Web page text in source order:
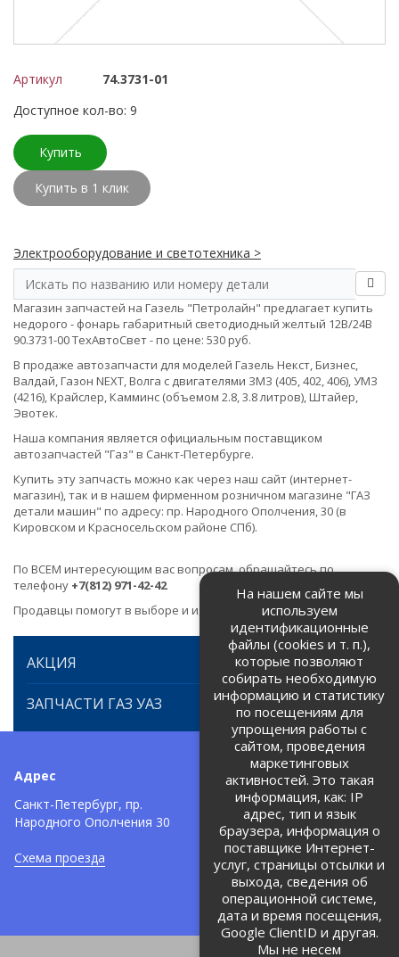
Артикул
74.3731-01
Доступное кол-во: 9
Купить
Купить в 1 клик
Электрооборудование и светотехника >
Магазин запчастей на Газель "Петролайн" предлагает купить
недорого - фонарь габаритный светодиодный желтый 12В/24В
90.3731-00 ТехАвтоСвет - по цене: 530 руб.
В продаже автозапчасти для моделей Газель Некст, Бизнес,
Валдай, Газон NEXT, Волга с двигателями ЗМЗ (405, 402, 406), УМЗ
(4216), Крайслер, Камминс (объемом 2.8, 3.8 литров), Штайер,
Эвотек.
Наша компания является официальным поставщиком
автозапчастей "Газ" в Санкт-Петербурге.
Купить эту запчасть можно как через наш сайт (интернет-
магазин), так и в нашем фирменном розничном магазине "ГАЗ
детали машин" по адресу: пр. Народного Ополчения, 30 (в
Кировском и Красносельском районе СПб).
По ВСЕМ интересующим вас вопросам, обращайтесь по
телефону +7(812) 971-42-42
Продавцы помогут в выборе и идентификации товара.
АКЦИЯ
ЗАПЧАСТИ ГАЗ УАЗ
Адрес
Санкт-Петербург, пр.
Народного Ополчения 30
Схема проезда
Телефоны:
+7 (812) 971-42-42
Политика об обработке и
защите персональных данных
Соглашение на обработку
персональных данных
На нашем сайте мы
используем
идентификационные
файлы (cookies и т. п.),
которые позволяют
собирать необходимую
информацию и статистику
по посещениям для
упрощения работы с
сайтом, проведения
маркетинговых
активностей. Это такая
информация, как: IP
адрес, тип и язык
браузера, информация о
поставщике Интернет-
услуг, страницы отсылки и
выхода, сведения об
операционной системе,
дата и время посещения,
Google ClientID и другая.
Мы не несем